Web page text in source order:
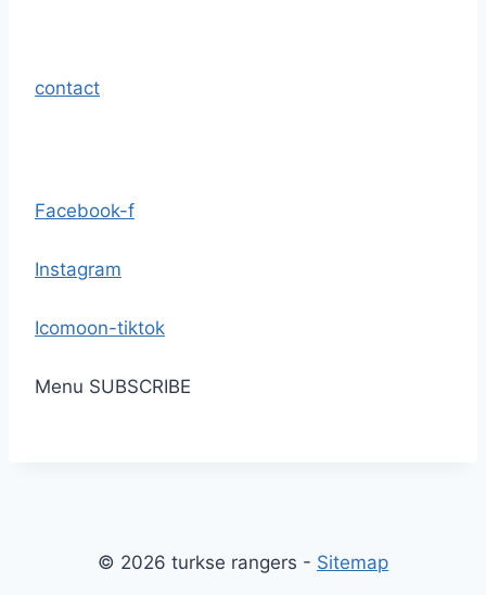
contact
Facebook-f
Instagram
Icomoon-tiktok
Menu SUBSCRIBE
© 2026 turkse rangers - Sitemap